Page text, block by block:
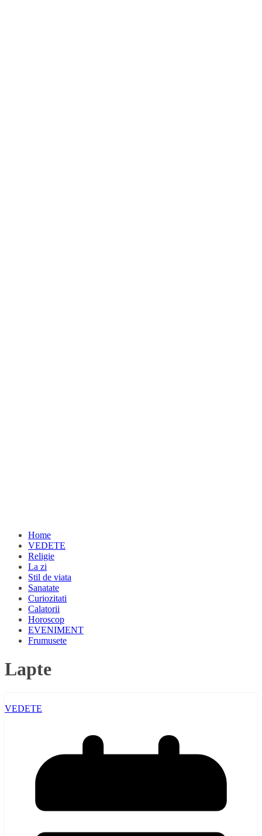
Home
VEDETE
Religie
La zi
Stil de viata
Sanatate
Curiozitati
Calatorii
Horoscop
EVENIMENT
Frumusete
Lapte
VEDETE